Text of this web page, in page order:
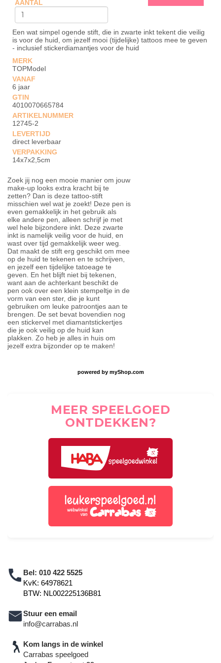
AANTAL
Een wat simpel ogende stift, die in zwarte inkt tekent die veilig
is voor de huid, om jezelf mooi (tijdelijke) tattoos mee te geven
- inclusief stickerdiamantjes voor de huid
MERK
TOPModel
VANAF
6 jaar
GTIN
4010070665784
ARTIKELNUMMER
12745-2
LEVERTIJD
direct leverbaar
VERPAKKING
14x7x2,5cm
Zoek jij nog een mooie manier om jouw
make-up looks extra kracht bij te
zetten? Dan is deze tattoo-stift
misschien wel wat je zoekt! Deze pen is
even gemakkelijk in het gebruik als
elke andere pen, alleen schrijf je met
wel hele bijzondere inkt. Deze zwarte
inkt is namelijk veilig voor de huid, en
wast over tijd gemakkelijk weer weg.
Dat maakt de stift erg geschikt om mee
op de huid te tekenen en te schrijven,
en jezelf een tijdelijke tatoeage te
geven. En het blijft niet bij tekenen,
want aan de achterkant beschikt de
pen ook over een klein stempeltje in de
vorm van een ster, die je kunt
gebruiken om leuke patroontjes aan te
brengen. De set bevat bovendien nog
een stickervel met diamantstickertjes
die je ook veilig op de huid kan
plakken. Zo heb je alles in huis om
jezelf extra bijzonder op te maken!
powered by myShop.com
MEER SPEELGOED
ONTDEKKEN?
Bel: 010 422 5525
KvK: 64978621
BTW: NL002225136B81
Stuur een email
info@carrabas.nl
Kom langs in de winkel
Carrabas speelgoed